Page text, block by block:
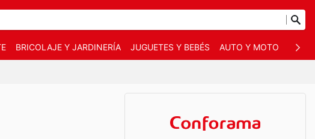
BRICOLAJE Y JARDINERÍA JUGUETES Y BEBÉS AUTO Y MOTO